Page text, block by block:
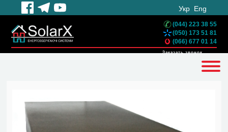
Укр Eng
(044) 223 38 55
(050) 173 51 81
(066) 677 01 14
Заказать звонок